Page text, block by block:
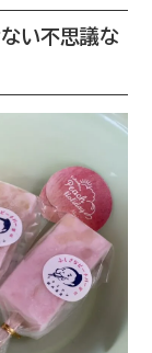
い不思議な